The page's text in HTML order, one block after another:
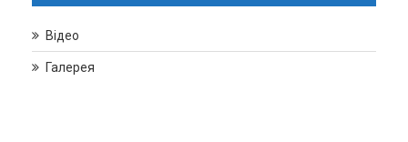
Відео
Галерея